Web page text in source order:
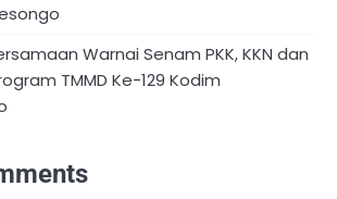
Warnai Senam PKK, KKN dan
TMMD Ke-129 Kodim